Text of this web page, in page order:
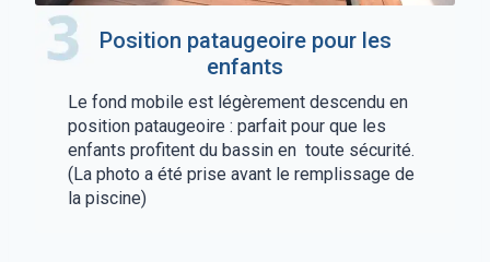
Position pataugeoire pour les
enfants
Le fond mobile est légèrement descendu en
position pataugeoire : parfait pour que les
enfants profitent du bassin en toute sécurité.
(La photo a été prise avant le remplissage de
la piscine)